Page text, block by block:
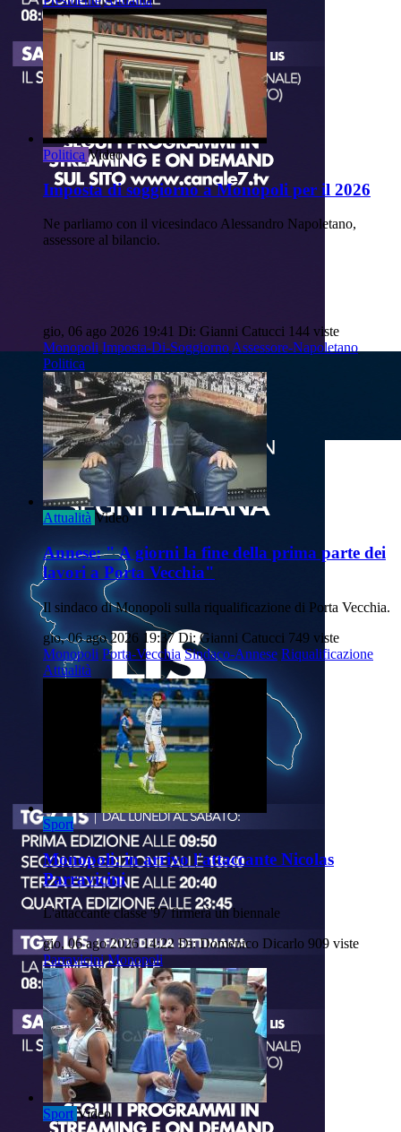
Politica Video
Imposta di soggiorno a Monopoli per il 2026
Ne parliamo con il vicesindaco Alessandro Napoletano,
assessore al bilancio.
gio, 06 ago 2026 19:41 Di: Gianni Catucci 144 viste
Monopoli Imposta-Di-SoggiornoAssessore-Napoletano
Politica
Attualità Video
Annese: " A giorni la fine della prima parte dei
lavori a Porta Vecchia"
Il sindaco di Monopoli sulla riqualificazione di Porta Vecchia.
gio, 06 ago 2026 19:37 Di: Gianni Catucci 749 viste
Monopoli Porta-Vecchia Sindaco-Annese Riqualificazione
Attualità
Sport
Monopoli: in arrivo l'attaccante Nicolas
Parravicini
L'attaccante classe '97 firmerà un biennale
gio, 06 ago 2026 14:22 Di: Domenico Dicarlo 909 viste
Parravicini Monopoli
Sport Video